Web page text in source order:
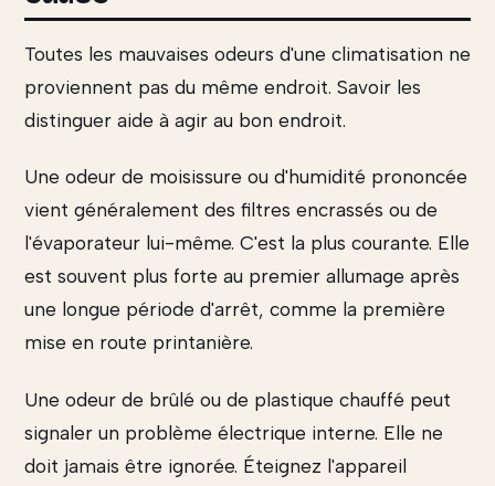
Toutes les mauvaises odeurs d'une climatisation ne
proviennent pas du même endroit. Savoir les
distinguer aide à agir au bon endroit.
Une odeur de moisissure ou d'humidité prononcée
vient généralement des filtres encrassés ou de
l'évaporateur lui-même. C'est la plus courante. Elle
est souvent plus forte au premier allumage après
une longue période d'arrêt, comme la première
mise en route printanière.
Une odeur de brûlé ou de plastique chauffé peut
signaler un problème électrique interne. Elle ne
doit jamais être ignorée. Éteignez l'appareil